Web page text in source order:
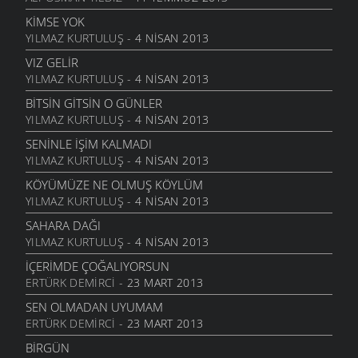
24 KASIM 2011
VARDIR
5 KASIM 2011
TOPRAKTIR
5 KASIM 2011
BITTI ÖĞRETMENIM
22 AĞUSTOS 2011
GENÇIYAN
15 AĞUSTOS 2011
ALDIRMA GÜLÜM
13 AĞUSTOS 2011
BENDE VARIM
24 TEMMUZ 2011
SARI KIZ
16 TEMMUZ 2011
GELIN CANLAR
3 TEMMUZ 2011
KIMSE YOK
YILMAZ KURTULUŞ - 4 NISAN 2013
VIZ GELIR
YILMAZ KURTULUŞ - 4 NISAN 2013
BITSIN GITSIN O GÜNLER
YILMAZ KURTULUŞ - 4 NISAN 2013
SENINLE İŞIM KALMADI
YILMAZ KURTULUŞ - 4 NISAN 2013
KÖYÜMÜZE NE OLMUŞ KÖYLÜM
YILMAZ KURTULUŞ - 4 NISAN 2013
SAHARA DAĞI
YILMAZ KURTULUŞ - 4 NISAN 2013
İÇERIMDE ÇOĞALIYORSUN
ERTÜRK DEMIRCI - 23 MART 2013
SEN OLMADAN UYUMAM
ERTÜRK DEMIRCI - 23 MART 2013
BIRGÜN